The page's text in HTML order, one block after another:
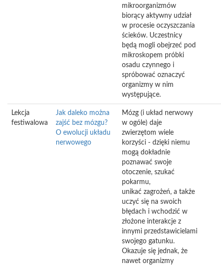
mikroorganizmów
biorący aktywny udział
w procesie oczyszczania
ścieków. Uczestnicy
będą mogli obejrzeć pod
mikroskopem próbki
osadu czynnego i
spróbować oznaczyć
organizmy w nim
występujące.
Lekcja
festiwalowa
Jak daleko można
zajść bez mózgu?
O ewolucji układu
nerwowego
Mózg (i układ nerwowy
w ogóle) daje
zwierzętom wiele
korzyści - dzięki niemu
mogą dokładnie
poznawać swoje
otoczenie, szukać
pokarmu,
unikać zagrożeń, a także
uczyć się na swoich
błędach i wchodzić w
złożone interakcje z
innymi przedstawicielami
swojego gatunku.
Okazuje się jednak, że
nawet organizmy